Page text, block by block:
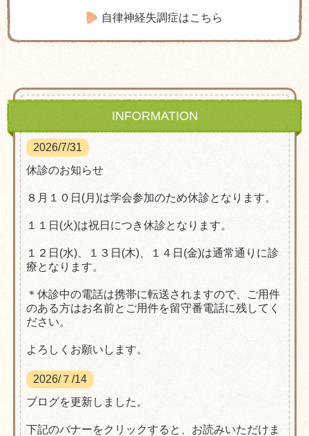
自律神経失調症はこちら
INFORMATION
2026/7/31
休診のお知らせ
８月１０日(月)は学会参加のため休診となります。
１１日(火)は祝日につき休診となります。
１２日(水)、１３日(木)、１４日(金)は通常通りに診
療となります。
＊休診中の電話は携帯に転送されますので、ご用件
のある方はお名前とご用件を留守番電話に残してく
ださい。
よろしくお願いします。
2026/７/14
ブログを更新しました。
下記のバナーをクリックすると、お読みいただけま